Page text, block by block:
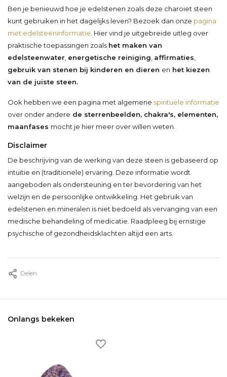
Ben je benieuwd hoe je edelstenen zoals deze charoiet steen
kunt gebruiken in het dagelijks leven? Bezoek dan onze pagina
met edelsteeninformatie . Hier vind je uitgebreide uitleg over
praktische toepassingen zoals het maken van
edelsteenwater energetische reiniging affirmaties
gebruik van stenen bij kinderen en dieren en het kiezen
van de juiste steen.
Ook hebben we een pagina met algemene spirituele informatie
over onder andere de sterrenbeelden, chakra's, elementen,
maanfases mocht je hier meer over willen weten.
Disclaimer
De beschrijving van de werking van deze steen is gebaseerd op
intuïtie en (traditionele) ervaring. Deze informatie wordt
aangeboden als ondersteuning en ter bevordering van het
welzijn en de persoonlijke ontwikkeling. Het gebruik van
edelstenen en mineralen is niet bedoeld als vervanging van een
medische behandeling of medicatie. Raadpleeg bij ernstige
psychische of gezondheidsklachten altijd een arts.
Delen
Onlangs bekeken